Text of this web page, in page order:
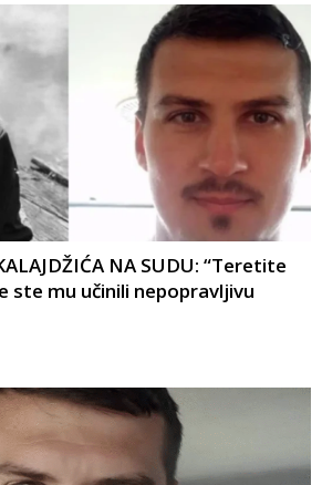
NA SUDU: “Teretite
ste mu učinili nepopravljivu